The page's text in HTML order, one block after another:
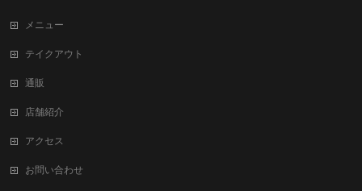
メニュー
テイクアウト
通販
店舗紹介
アクセス
お問い合わせ